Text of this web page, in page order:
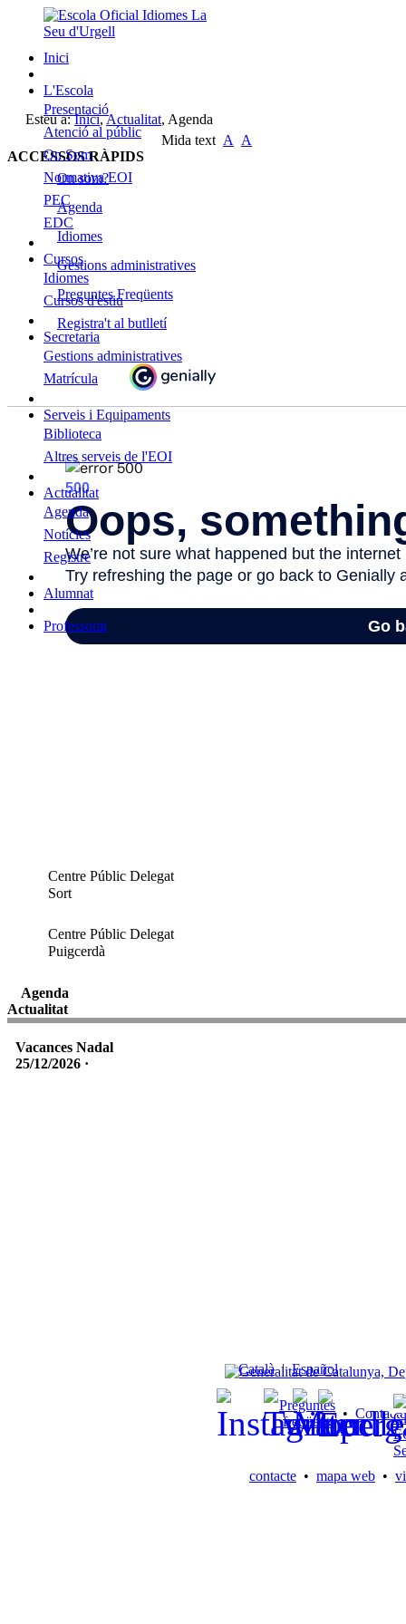
Inici
L'Escola
Presentació
Atenció al públic
On Som
Normativa EOI
PEC
EDC
Cursos
Idiomes
Cursos d'estiu
Secretaria
Gestions administratives
Matrícula
Serveis i Equipaments
Biblioteca
Altres serveis de l'EOI
Actualitat
Agenda
Notícies
Registre
Alumnat
Professorat
Esteu a:Inici,Actualitat, Agenda
Mida text A
A
ACCESSOS RÀPIDS
On som?
Agenda
Idiomes
Gestions administratives
Preguntes Freqüents
Registra't al butlletí
Centre Públic Delegat
Sort
Centre Públic Delegat
Puigcerdà
Agenda
Actualitat
Vacances Nadal
25/12/2026 ·
Català | Español
Preguntes
freqüents
• Contacte
contacte • mapa web •